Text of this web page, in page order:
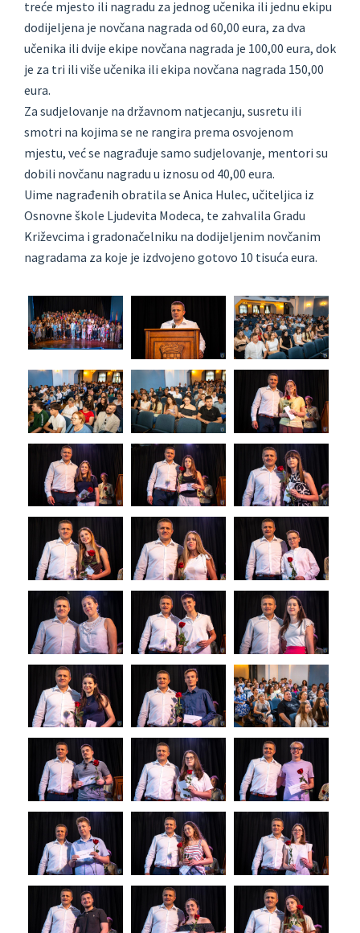
treće mjesto ili nagradu za jednog učenika ili jednu ekipu
dodijeljena je novčana nagrada od 60,00 eura, za dva
učenika ili dvije ekipe novčana nagrada je 100,00 eura, dok
je za tri ili više učenika ili ekipa novčana nagrada 150,00
eura.
Za sudjelovanje na državnom natjecanju, susretu ili
smotri na kojima se ne rangira prema osvojenom
mjestu, već se nagrađuje samo sudjelovanje, mentori su
dobili novčanu nagradu u iznosu od 40,00 eura.
Uime nagrađenih obratila se Anica Hulec, učiteljica iz
Osnovne škole Ljudevita Modeca, te zahvalila Gradu
Križevcima i gradonačelniku na dodijeljenim novčanim
nagradama za koje je izdvojeno gotovo 10 tisuća eura.